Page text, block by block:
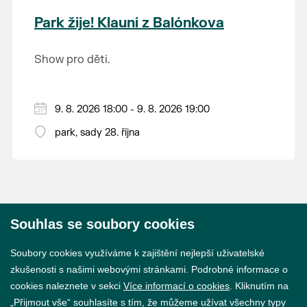
krajina na světě, která je zapsána na Seznam
světového přírodního a kulturního dědictví
Park žije! Klauni z Balónkova
Show pro děti.
9. 8. 2026 18:00 - 9. 8. 2026 19:00
park, sady 28. října
Souhlas se soubory cookies
Soubory cookies využíváme k zajištění nejlepší uživatelské
zkušenosti s našimi webovými stránkami. Podrobné informace o
cookies naleznete v sekci Více informací o cookies . Kliknutím na
„Přijmout vše“ souhlasíte s tím, že můžeme užívat všechny typy